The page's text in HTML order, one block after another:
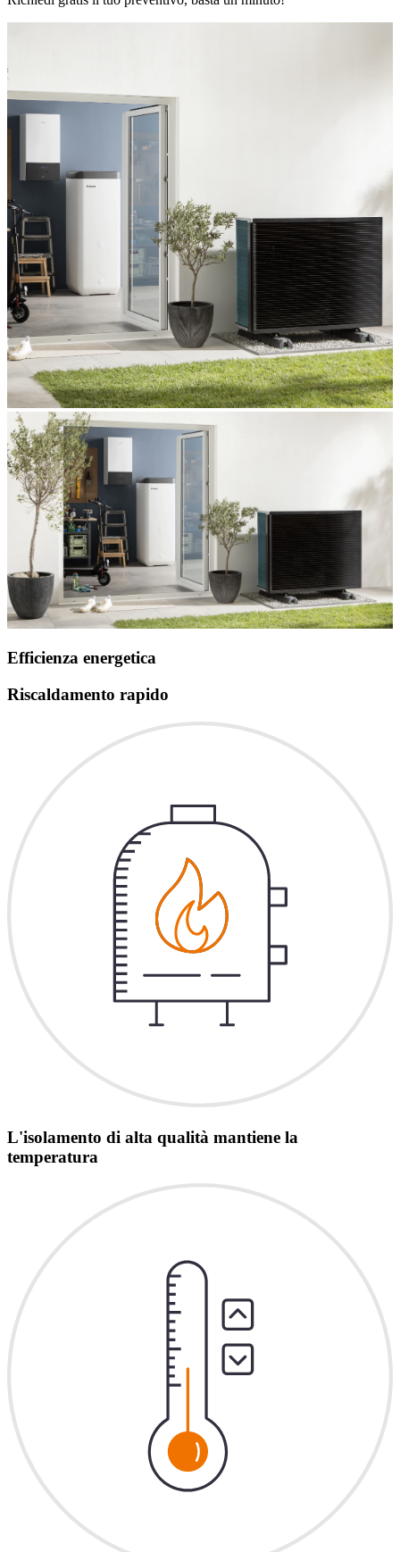
Efficienza energetica
Riscaldamento rapido
L'isolamento di alta qualità mantiene la
temperatura